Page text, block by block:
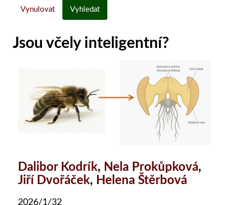
Vynulovat Vyhledat
Jsou včely inteligentní?
Dalibor Kodrík, Nela Prokůpková,
Jiří Dvořáček, Helena Štěrbová
2026/1/32